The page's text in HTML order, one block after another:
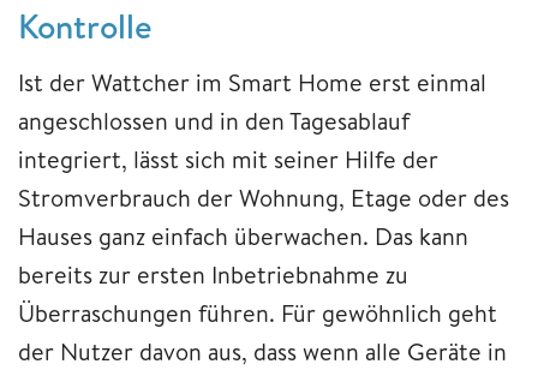
Kontrolle
Ist der Wattcher im Smart Home erst einmal
angeschlossen und in den Tagesablauf
integriert, lässt sich mit seiner Hilfe der
Stromverbrauch der Wohnung, Etage oder des
Hauses ganz einfach überwachen. Das kann
bereits zur ersten Inbetriebnahme zu
Überraschungen führen. Für gewöhnlich geht
der Nutzer davon aus, dass wenn alle Geräte in